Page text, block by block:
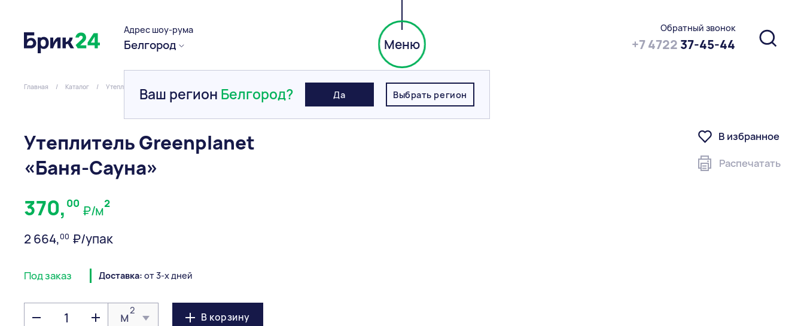
Меню
Адрес шоу-рума
Белгород
Ваш регион Белгород? Да Выбрать регион
Обратный звонок
+7 4722 37-45-44
Главная / Каталог / Утеплитель
Утеплитель Greenplanet
«Баня-Сауна»
370, 00 ₽/м2
2 664,00 ₽/упак
Под заказ Доставка: от 3-х дней
м2
В корзину
В избранное
Распечатать